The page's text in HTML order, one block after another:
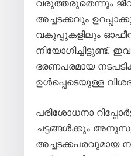
വരുത്തരുതെന്നും
അച്ചടക്കവും
വകുപ്പുകളിലും
നിയോഗിച്ചിട്ടുണ്ട്.
ഭരണപരമായ
ഉൾപ്പെടെയുള്ള
പരിശോധനാ
ചട്ടങ്ങൾക്കും
അച്ചടക്കപരവുമായ